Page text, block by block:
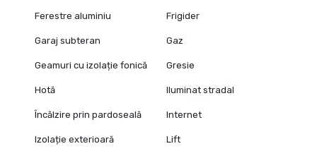
Ferestre aluminiu Frigider
Garaj subteran Gaz
Geamuri cu izolație fonică Gresie
Hotă Iluminat stradal
Încălzire prin pardoseală Internet
Izolație exterioară Lift